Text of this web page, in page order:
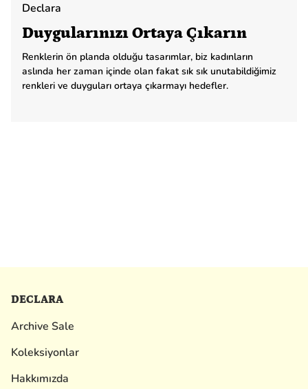
Declara
Duygularınızı Ortaya Çıkarın
Renklerin ön planda olduğu tasarımlar, biz kadınların
aslında her zaman içinde olan fakat sık sık unutabildiğimiz
renkleri ve duyguları ortaya çıkarmayı hedefler.
DECLARA
Archive Sale
Koleksiyonlar
Hakkımızda